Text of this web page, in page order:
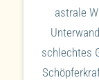
astrale
schlechtes